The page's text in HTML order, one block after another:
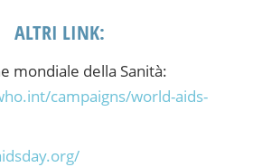
ALTRI LINK:
mondiale della Sanità:
campaigns/world-aids-